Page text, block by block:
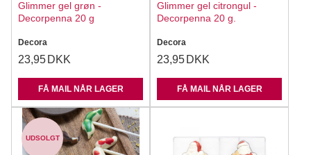
Glimmer gel grøn -
Decorpenna 20 g
Decora
23,95 DKK
FÅ MAIL NÅR LAGER
Glimmer gel citrongul -
Decorpenna 20 g.
Decora
23,95 DKK
FÅ MAIL NÅR LAGER
UDSOLGT